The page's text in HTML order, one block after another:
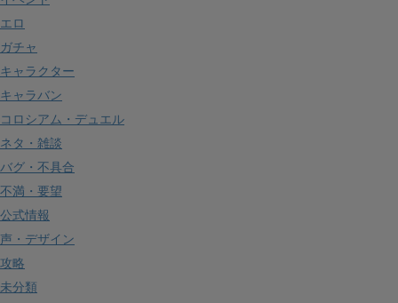
エロ
ガチャ
キャラクター
キャラバン
コロシアム・デュエル
ネタ・雑談
バグ・不具合
不満・要望
公式情報
声・デザイン
攻略
未分類